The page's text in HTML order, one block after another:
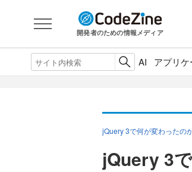
開発者のための情報メディア
AI アプリ
jQuery 3で何が変わったの
jQuery 3